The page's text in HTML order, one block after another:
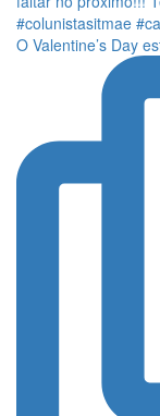
O Valentine’s Day